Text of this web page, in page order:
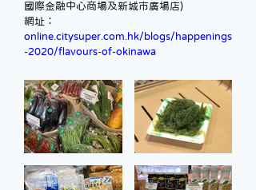
國際金融中心商場及新城市廣場店)
網址：
online.citysuper.com.hk/blogs/happenings
-2020/flavours-of-okinawa